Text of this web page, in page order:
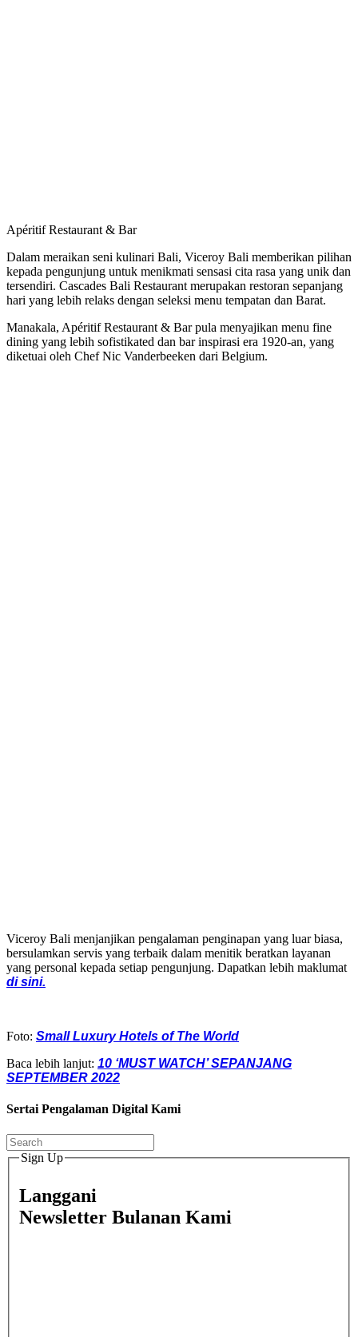
Apéritif Restaurant & Bar
Dalam meraikan seni kulinari Bali, Viceroy Bali memberikan pilihan
kepada pengunjung untuk menikmati sensasi cita rasa yang unik dan
tersendiri. Cascades Bali Restaurant merupakan restoran sepanjang
hari yang lebih relaks dengan seleksi menu tempatan dan Barat.
Manakala, Apéritif Restaurant & Bar pula menyajikan menu fine
dining yang lebih sofistikated dan bar inspirasi era 1920-an, yang
diketuai oleh Chef Nic Vanderbeeken dari Belgium.
Viceroy Bali menjanjikan pengalaman penginapan yang luar biasa,
bersulamkan servis yang terbaik dalam menitik beratkan layanan
yang personal kepada setiap pengunjung. Dapatkan lebih maklumat
di sini.
Foto: Small Luxury Hotels of The World
Baca lebih lanjut: 10 ‘MUST WATCH’ SEPANJANG
SEPTEMBER 2022
Sertai Pengalaman Digital Kami
Sign Up
Langgani
Newsletter Bulanan Kami